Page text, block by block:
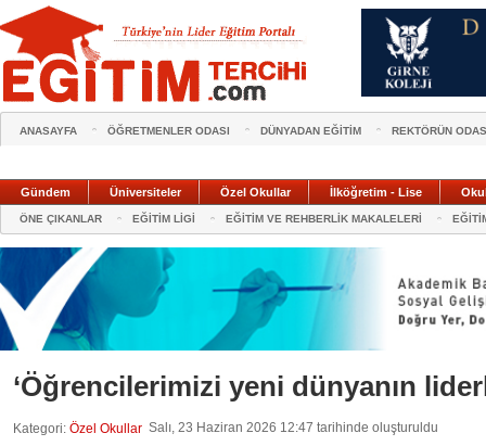
ANASAYFA ÖĞRETMENLER ODASI DÜNYADAN EĞİTİM REKTÖRÜN
Gündem Üniversiteler Özel Okullar İlköğretim - Lise
ÖNE ÇIKANLAR EĞİTİM LİGİ EĞİTİM VE REHBERLİK MAKALELERİ
‘Öğrencilerimizi yeni dünyanın
Kategori: Özel Okullar Salı, 23 Haziran 2026 12:47 tarihinde oluşturuldu